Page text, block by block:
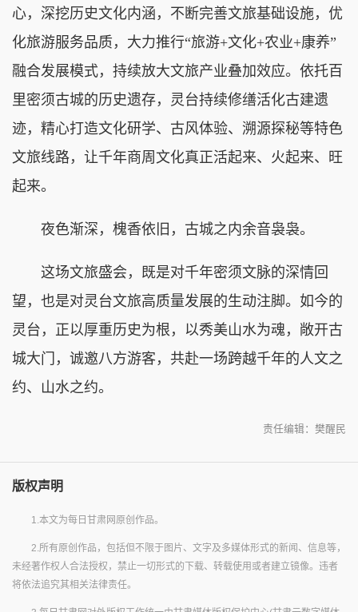
心，深挖历史文化内涵，不断完善文旅基础设施，优
化旅游服务品质，大力推行“旅游+文化+农业+康养”
融合发展模式，持续放大文旅产业叠加效应。依托百
里密须古城的历史遗存，灵台持续修缮活化古建遗
迹，精心打造文化研学、古风体验、溯源探秘等特色
文旅线路，让千年商周文化真正活起来、火起来、旺
起来。
夜色渐深，槐香依旧，古城之内余音袅袅。
这场文旅盛会，既是对千年密须文脉的深情回
望，也是对灵台文旅高质量发展的生动注脚。如今的
灵台，正以厚重历史为根，以秀美山水为魂，敞开古
城大门，诚邀八方游客，共赴一场跨越千年的人文之
约、山水之约。
责任编辑：樊醒民
版权声明
1.本文为每日甘肃网原创作品。
2.所有原创作品，包括但不限于图片、文字及多媒体形式的新闻、信息等，
未经著作权人合法授权，禁止一切形式的下载、转载使用或者建立镜像。违者
将依法追究其相关法律责任。